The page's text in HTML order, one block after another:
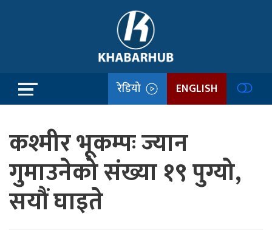
रेडियो ENGLISH
कश्मीर भूकम्पः ज्यान
गुमाउनेको संख्या १९ पुग्यो,
सयौं घाइते